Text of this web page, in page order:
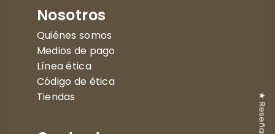
Nosotros
Quiénes somos
Medios de pago
Línea ética
Código de ética
Tiendas
★ Reseñas